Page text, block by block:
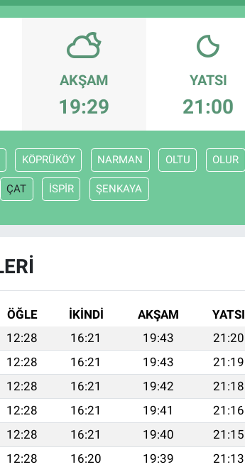
AKŞAM
19:29
YATSI
21:00
KÖPRÜKÖY NARMAN OLTU OLUR
ÇAT İSPİR ŞENKAYA
ÖĞLE İKINDI AKŞAM
YATSI
12:28 16:21 19:43
21:20
12:28 16:21 19:43
21:19
12:28 16:21 19:42
21:18
12:28 16:21 19:41
21:16
12:28 16:21 19:40
21:15
12:28 16:20 19:39
21:13